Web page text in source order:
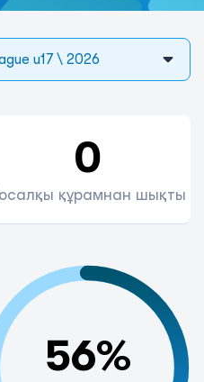
u17 \ 2026
0
құрамнан шықты
56%